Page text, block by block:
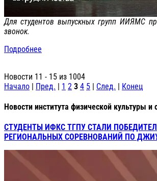
Для студентов выпускных групп ИИЯМС
звонок.
Подробнее
Новости 11 - 15 из 1004
Начало | Пред. | 1 2 3 4 5 | След. | Конец
Новости института физической культуры и
СТУДЕНТЫ ИФКС ТГПУ СТАЛИ
РЕГИОНАЛЬНЫХ СОРЕВНОВАНИЙ ПО